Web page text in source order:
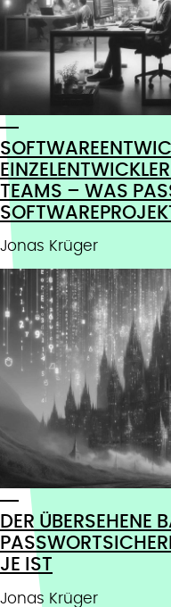
TEAMS – WAS
Jonas Krüger
DER ÜBERSEHENE
JE IST
Jonas Krüger